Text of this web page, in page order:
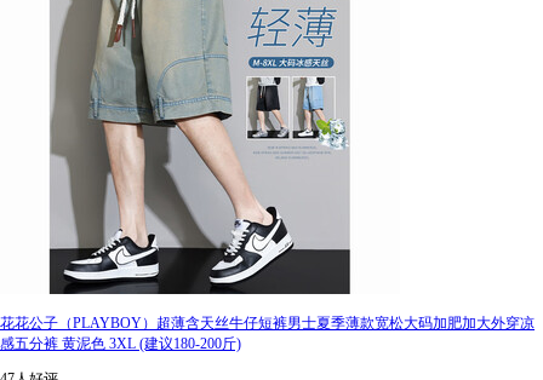
花花公子（PLAYBOY）超薄含天丝牛仔短裤男士夏季薄款宽松大码加肥加大外穿凉
感五分裤 黄泥色 3XL (建议180-200斤)